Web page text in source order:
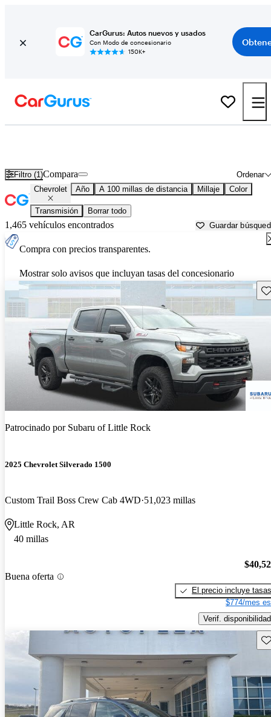
CarGurus: Autos nuevos y usados
Con Modo de concesionario
150K+
Filtro (1) Ordenar
Compara
Chevrolet Año A 100 millas de distancia Millaje Color
Transmisión Borrar todo
1,465 vehículos encontrados Guardar
Compra con precios transparentes.
Mostrar solo avisos que incluyan tasas del concesionario
Patrocinado por Subaru of Little Rock
2025 Chevrolet Silverado 1500
Custom Trail Boss Crew Cab 4WD 51,023 millas
Little Rock, AR
40 millas
Buena oferta
El precio incluye tasas
$774/mes
Verif. disponibilidad